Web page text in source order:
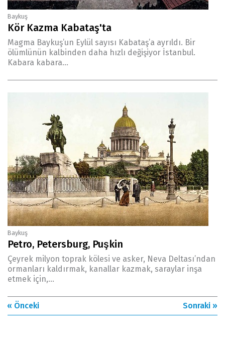
Baykuş
Kör Kazma Kabataş'ta
Magma Baykuş’un Eylül sayısı Kabataş’a ayrıldı. Bir
ölümlünün kalbinden daha hızlı değişiyor İstanbul.
Kabara kabara...
Baykuş
Petro, Petersburg, Puşkin
Çeyrek milyon toprak kölesi ve asker, Neva Deltası’ndan
ormanları kaldırmak, kanallar kazmak, saraylar inşa
etmek için,...
« Önceki Sonraki »